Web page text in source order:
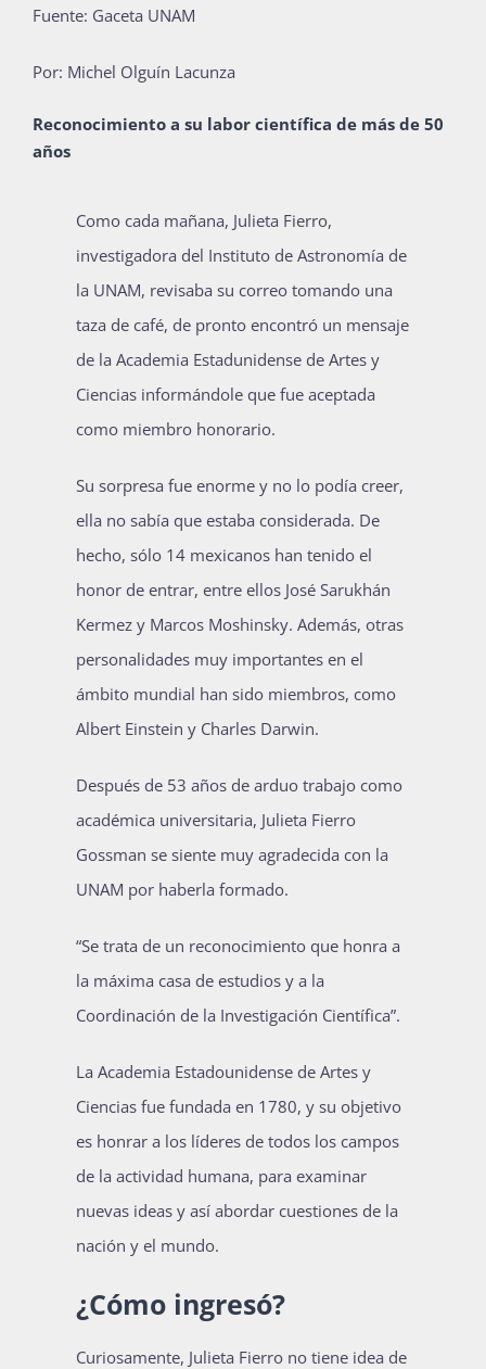
La Boletina
Súmate
Publicaciones
Fuente: Gaceta UNAM
Por: Michel Olguín Lacunza
Reconocimiento a su labor científica de más de 50
años
Como cada mañana, Julieta Fierro,
investigadora del Instituto de Astronomía de
la UNAM, revisaba su correo tomando una
taza de café, de pronto encontró un mensaje
de la Academia Estadunidense de Artes y
Ciencias informándole que fue aceptada
como miembro honorario.
Su sorpresa fue enorme y no lo podía creer,
ella no sabía que estaba considerada. De
hecho, sólo 14 mexicanos han tenido el
honor de entrar, entre ellos José Sarukhán
Kermez y Marcos Moshinsky. Además, otras
personalidades muy importantes en el
ámbito mundial han sido miembros, como
Albert Einstein y Charles Darwin.
Después de 53 años de arduo trabajo como
académica universitaria, Julieta Fierro
Gossman se siente muy agradecida con la
UNAM por haberla formado.
“Se trata de un reconocimiento que honra a
la máxima casa de estudios y a la
Coordinación de la Investigación Científica”.
La Academia Estadounidense de Artes y
Ciencias fue fundada en 1780, y su objetivo
es honrar a los líderes de todos los campos
de la actividad humana, para examinar
nuevas ideas y así abordar cuestiones de la
nación y el mundo.
¿Cómo ingresó?
Curiosamente, Julieta Fierro no tiene idea de